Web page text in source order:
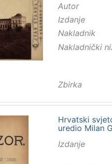
Autor
Izdanje
Nakladnik
Nakladnički
Zbirka
Hrvatski
uredio Milan
Izdanje